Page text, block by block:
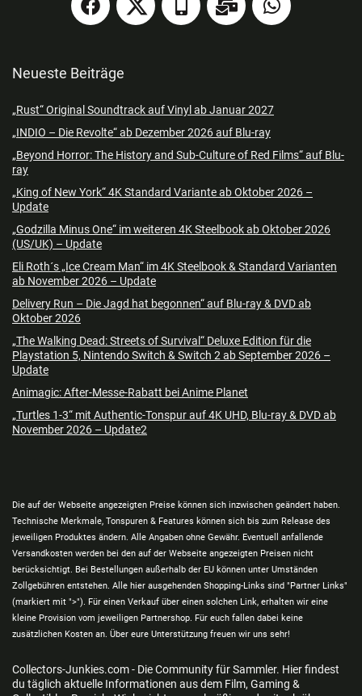
Neueste Beiträge
„Rust“ Original Soundtrack auf Vinyl ab Januar 2027
„INDIO – Die Revolte“ ab Dezember 2026 auf Blu-ray
„Beyond Horror: The History and Sub-Culture of Red Films“ auf Blu-
ray
„King of New York“ 4K Standard Variante ab Oktober 2026 –
Update
„Godzilla Minus One“ im weiteren 4K Steelbook ab Oktober 2026
(US/UK) – Update
Eli Roth´s „Ice Cream Man“ im 4K Steelbook & Standard Varianten
ab November 2026 – Update
Delivery Run – Die Jagd hat begonnen“ auf Blu-ray & DVD ab
Oktober 2026
„The Walking Dead: Streets of Survival“ Deluxe Edition für die
Playstation 5, Nintendo Switch & Switch 2 ab September 2026 –
Update
Animagic: After-Messe-Rabatt bei Anime Planet
„Turtles 1-3“ mit Authentic-Tonspur auf 4K UHD, Blu-ray & DVD ab
November 2026 – Update2
Die auf der Webseite angezeigten Preise können sich inzwischen geändert haben.
Technische Merkmale, Tonspuren & Features können sich bis zum Release des
jeweiligen Produktes ändern. Alle Angaben ohne Gewähr. Eventuell anfallende
Versandkosten werden bei den auf der Webseite angezeigten Preisen nicht
berücksichtigt. Bei Bestellungen außerhalb der EU können unter Umständen
Zollgebühren entstehen. Alle hier ausgehenden Shopping-Links sind "Partner Links"
(markiert mit ">"). Für einen Verkauf über einen solchen Link, erhalten wir eine
kleine Provision vom jeweiligen Partnershop. Für euch fallen dabei keine
zusätzlichen Kosten an. Über eure Unterstützung freuen wir uns sehr!
Collectors-Junkies.com - Die Community für Sammler. Hier findest
du täglich aktuelle Informationen aus dem Film, Gaming &